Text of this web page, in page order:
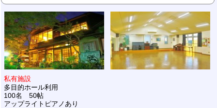
私有施設
多目的ホール利用
100名 50帖
アップライトピアノあり